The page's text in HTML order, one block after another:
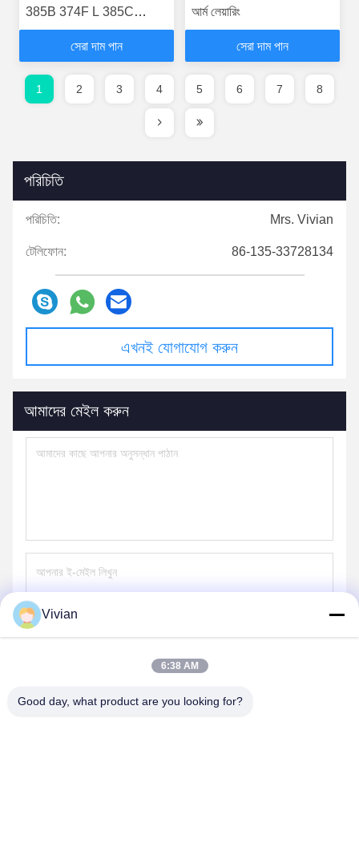
385B 374F L 385C
374D L
সেরা দাম পান
আর্ম লেয়ারিং
সেরা দাম পান
1 2 3 4 5 6 7 8
পরিচিতি
পরিচিতি: Mrs. Vivian
টেলিফোন: 86-135-33728134
এখনই যোগাযোগ করুন
আমাদের মেইল করুন
Vivian
6:38 AM
Good day, what product are you looking for?